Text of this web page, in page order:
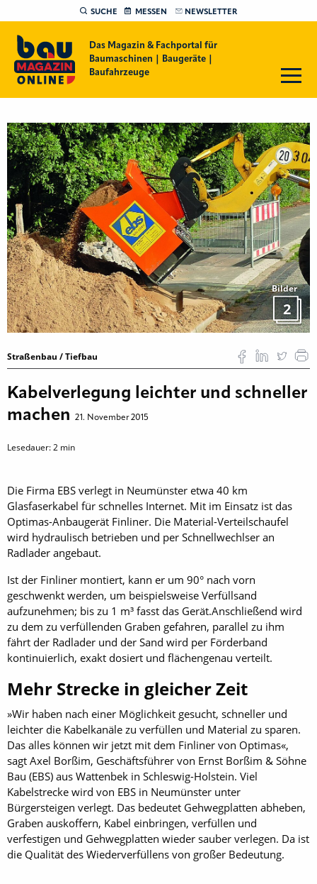
SUCHE MESSEN NEWSLETTER
Das Magazin & Fachportal für
Baumaschinen | Baugeräte |
Baufahrzeuge
Bilder
2
Straßenbau / Tiefbau
Kabelverlegung leichter und schneller
machen
21. November 2015
Lesedauer:2 min
Die Firma EBS verlegt in Neumünster etwa 40 km
Glasfaserkabel für schnelles Internet. Mit im Einsatz ist das
Optimas-Anbaugerät Finliner. Die Material-Verteilschaufel
wird hydraulisch betrieben und per Schnellwechlser an
Radlader angebaut.
Ist der Finliner montiert, kann er um 90° nach vorn
geschwenkt werden, um beispielsweise Verfüllsand
aufzunehmen; bis zu 1 m³ fasst das Gerät.Anschließend wird
zu dem zu verfüllenden Graben gefahren, parallel zu ihm
fährt der Radlader und der Sand wird per Förderband
kontinuierlich, exakt dosiert und flächengenau verteilt.
Mehr Strecke in gleicher Zeit
»Wir haben nach einer Möglichkeit gesucht, schneller und
leichter die Kabelkanäle zu verfüllen und Material zu sparen.
Das alles können wir jetzt mit dem Finliner von Optimas«,
sagt Axel Borßim, Geschäftsführer von Ernst Borßim & Söhne
Bau (EBS) aus Wattenbek in Schleswig-Holstein. Viel
Kabelstrecke wird von EBS in Neumünster unter
Bürgersteigen verlegt. Das bedeutet Gehwegplatten abheben,
Graben auskoffern, Kabel einbringen, verfüllen und
verfestigen und Gehwegplatten wieder sauber verlegen. Da ist
die Qualität des Wiederverfüllens von großer Bedeutung.